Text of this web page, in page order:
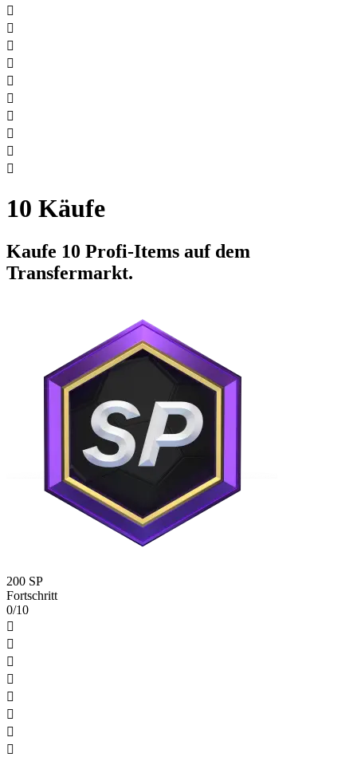










10 Käufe
Kaufe 10 Profi-Items auf dem
Transfermarkt.
200 SP
Fortschritt
0/10







